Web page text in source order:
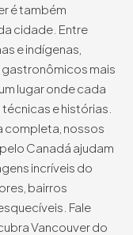
é também
cidade. Entre
e indígenas,
mais
lugar onde cada
e histórias.
completa, nossos
pelo Canadá ajudam
incríveis do
bairros
Fale
Vancouver do